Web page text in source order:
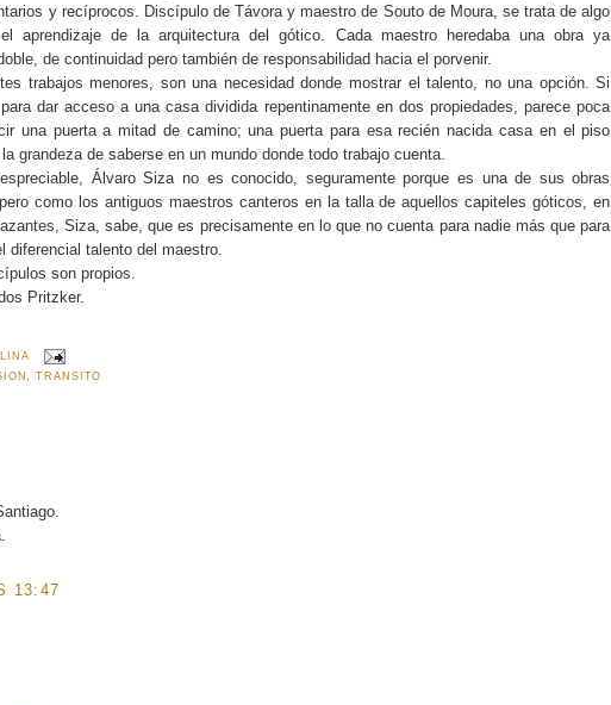
y recíprocos. Discípulo de Távora y maestro de Souto de Moura, se trata de algo
aprendizaje de la arquitectura del gótico. Cada maestro heredaba una obra ya
de continuidad pero también de responsabilidad hacia el porvenir.
trabajos menores, son una necesidad donde mostrar el talento, no una opción. Si
dar acceso a una casa dividida repentinamente en dos propiedades, parece poca
una puerta a mitad de camino; una puerta para esa recién nacida casa en el piso
grandeza de saberse en un mundo donde todo trabajo cuenta.
Álvaro Siza no es conocido, seguramente porque es una de sus obras
como los antiguos maestros canteros en la talla de aquellos capiteles góticos, en
Siza, sabe, que es precisamente en lo que no cuenta para nadie más que para
diferencial talento del maestro.
son propios.
Pritzker.
,TRANSITO
13:47